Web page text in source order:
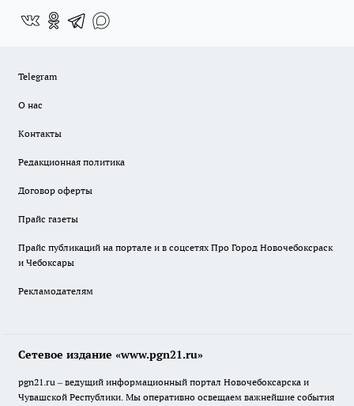
Telegram
О нас
Контакты
Редакционная политика
Договор оферты
Прайс газеты
Прайс публикаций на портале и в соцсетях Про Город Новочебоксраск
и Чебоксары
Рекламодателям
Сетевое издание «www.pgn21.ru»
pgn21.ru – ведущий информационный портал Новочебоксарска и
Чувашской Республики. Мы оперативно освещаем важнейшие события